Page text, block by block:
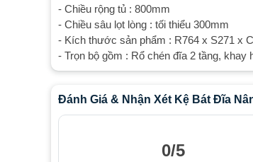
- Chiều rộng tủ : 800mm
- Chiều sâu lọt lòng : tối thiểu 300mm
- Kích thước sản phẩm : R764 x S271 x
- Trọn bộ gồm : Rổ chén đĩa 2 tầng,
Đánh Giá & Nhận Xét Kệ Bát Đĩa
0/5